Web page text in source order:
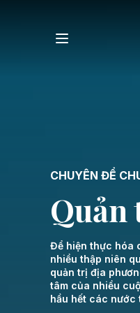
CHUYÊN ĐỂ
Để hiện thực hóa
nhiều thập niên
quản trị địa
tâm của nhiều
hầu hết các nước